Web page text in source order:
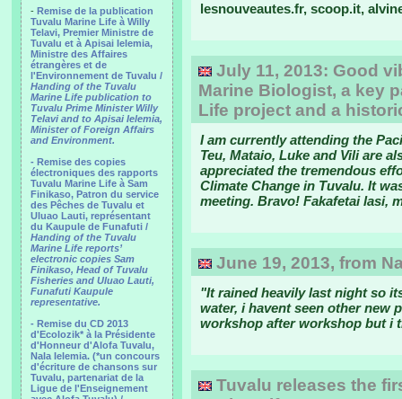
- Remise de la publication
Tuvalu Marine Life à Willy
Telavi, Premier Ministre de
Tuvalu et à Apisai Ielemia,
Ministre des Affaires
étrangères et de
l'Environnement de Tuvalu /
Handing of the Tuvalu
Marine Life publication to
Tuvalu Prime Minister Willy
Telavi and to Apisai Ielemia,
Minister of Foreign Affairs
and Environment.
- Remise des copies
électroniques des rapports
Tuvalu Marine Life à Sam
Finikaso, Patron du service
des Pêches de Tuvalu et
Uluao Lauti, représentant
du Kaupule de Funafuti /
Handing of the Tuvalu
Marine Life reports’
electronic copies Sam
Finikaso, Head of Tuvalu
Fisheries and Uluao Lauti,
Funafuti Kaupule
representative.
- Remise du CD 2013
d'Ecolozik* à la Présidente
d'Honneur d'Alofa Tuvalu,
Nala Ielemia. (*un concours
d'écriture de chansons sur
Tuvalu, partenariat de la
Ligue de l'Enseignement
lesnouveautes.fr, scoop.it,
July 11, 2013: Good
Marine Biologist, a key
Life project and a
I am currently attending the
Teu, Mataio, Luke and Vili are
appreciated the tremendous
Climate Change in Tuvalu. It
meeting. Bravo! Fakafetai lasi,
June 19, 2013, from
"It rained heavily last night so
water, i havent seen other new
workshop after workshop but i
Tuvalu releases the